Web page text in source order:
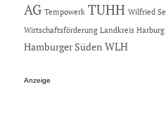
AG Tempowerk TUHH Wilfried
Wirtschaftsförderung Landkreis Harburg
Hamburger Süden WLH
Anzeige